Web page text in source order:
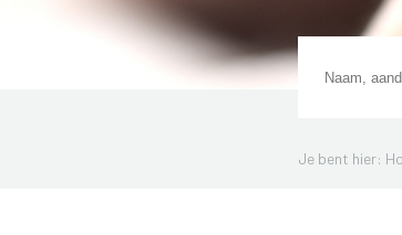
Je bent hier: